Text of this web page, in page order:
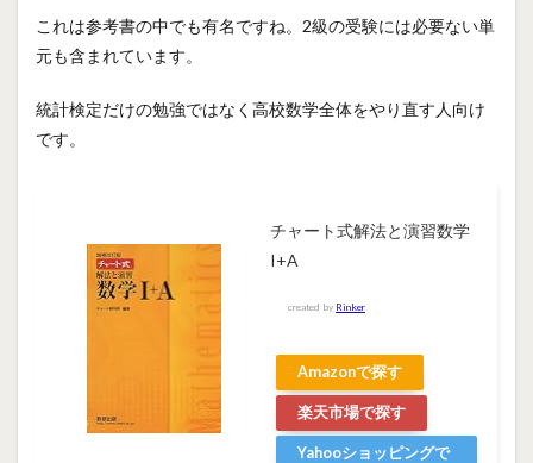
これは参考書の中でも有名ですね。2級の受験には必要ない単
元も含まれています。
統計検定だけの勉強ではなく高校数学全体をやり直す人向け
です。
チャート式解法と演習数学
I+A
created by Rinker
Amazonで探す
楽天市場で探す
Yahooショッピングで